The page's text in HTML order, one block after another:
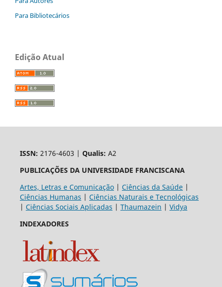
Para Bibliotecários
Edição Atual
ISSN: 2176-4603 | Qualis: A2
PUBLICAÇÕES DA UNIVERSIDADE FRANCISCANA
Artes, Letras e Comunicação| Ciências da Saúde|
Ciências Humanas | Ciências Naturais e Tecnológicas
| Ciências Sociais Aplicadas | Thaumazein | Vidya
INDEXADORES